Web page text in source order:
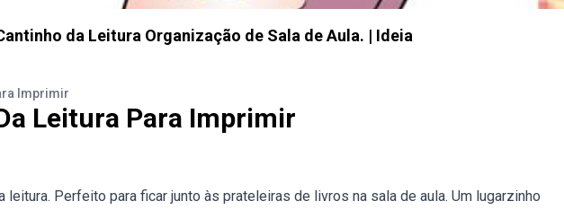
da Leitura Organização de Sala de Aula. | Ideia
Imprimir
Leitura Para Imprimir
leitura. Perfeito para ficar junto às prateleiras de livros na sala de aula. Um lugarzinho